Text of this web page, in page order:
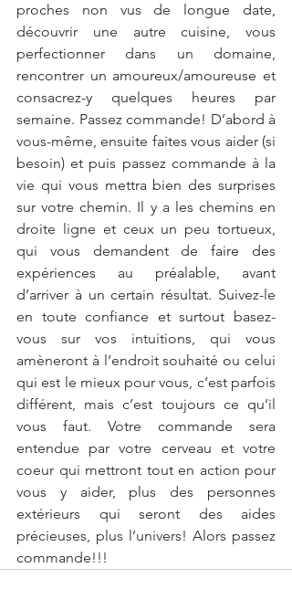
proches non vus de longue date,
découvrir une autre cuisine, vous
perfectionner dans un domaine,
rencontrer un amoureux/amoureuse et
consacrez-y quelques heures par
semaine. Passez commande! D’abord à
vous-même, ensuite faites vous aider (si
besoin) et puis passez commande à la
vie qui vous mettra bien des surprises
sur votre chemin. Il y a les chemins en
droite ligne et ceux un peu tortueux,
qui vous demandent de faire des
expériences au préalable, avant
d’arriver à un certain résultat. Suivez-le
en toute confiance et surtout basez-
vous sur vos intuitions, qui vous
amèneront à l’endroit souhaité ou celui
qui est le mieux pour vous, c’est parfois
différent, mais c’est toujours ce qu’il
vous faut. Votre commande sera
entendue par votre cerveau et votre
coeur qui mettront tout en action pour
vous y aider, plus des personnes
extérieurs qui seront des aides
précieuses, plus l’univers! Alors passez
commande!!!